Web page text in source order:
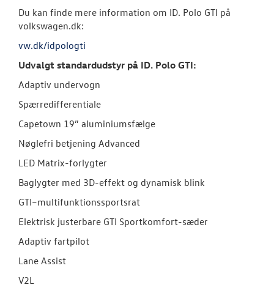
Du kan finde mere information om ID. Polo GTI på
volkswagen.dk:
vw.dk/idpologti
Udvalgt standardudstyr på ID. Polo GTI:
Adaptiv undervogn
Spærredifferentiale
Capetown 19” aluminiumsfælge
Nøglefri betjening Advanced
LED Matrix-forlygter
Baglygter med 3D-effekt og dynamisk blink
GTI–multifunktionssportsrat
Elektrisk justerbare GTI Sportkomfort-sæder
Adaptiv fartpilot
Lane Assist
V2L